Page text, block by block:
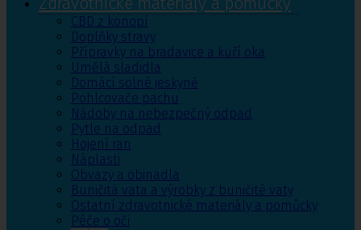
CBD z konopí
Doplňky stravy
Přípravky na bradavice a kuří oka
Umělá sladidla
Domácí solné jeskyně
Pohlcovače pachu
Nádoby na nebezpečný odpad
Pytle na odpad
Hojení ran
Náplasti
Obvazy a obinadla
Buničitá vata a výrobky z buničité vaty
Ostatní zdravotnické materiály a pomůcky
Péče o oči